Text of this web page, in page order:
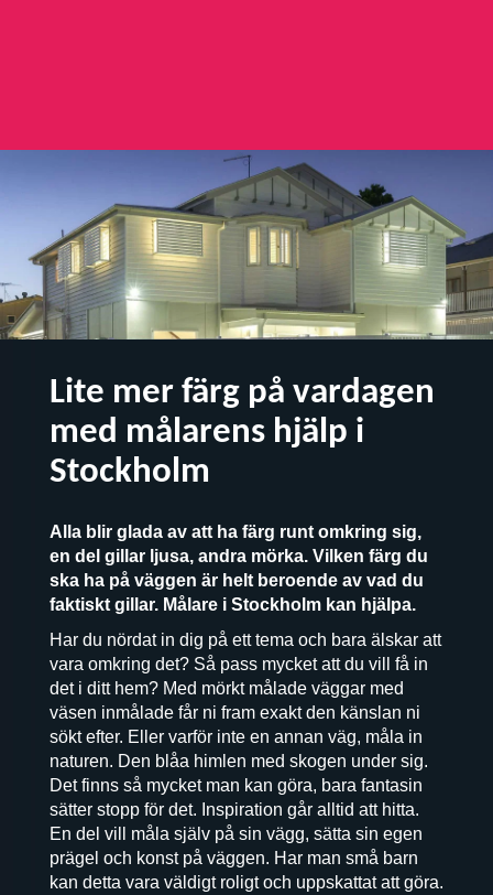
Lite mer färg på vardagen
med målarens hjälp i
Stockholm
Alla blir glada av att ha färg runt omkring sig,
en del gillar ljusa, andra mörka. Vilken färg du
ska ha på väggen är helt beroende av vad du
faktiskt gillar. Målare i Stockholm kan hjälpa.
Har du nördat in dig på ett tema och bara älskar att
vara omkring det? Så pass mycket att du vill få in
det i ditt hem? Med mörkt målade väggar med
väsen inmålade får ni fram exakt den känslan ni
sökt efter. Eller varför inte en annan väg, måla in
naturen. Den blåa himlen med skogen under sig.
Det finns så mycket man kan göra, bara fantasin
sätter stopp för det. Inspiration går alltid att hitta.
En del vill måla själv på sin vägg, sätta sin egen
prägel och konst på väggen. Har man små barn
kan detta vara väldigt roligt och uppskattat att göra.